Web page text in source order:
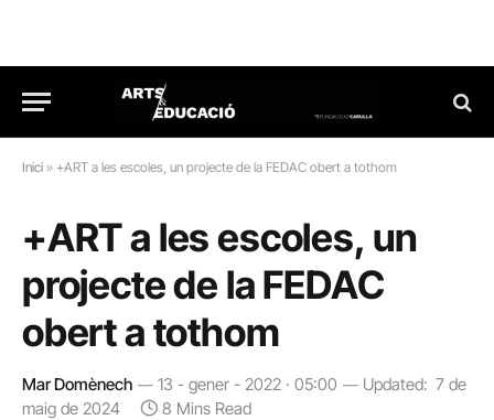
Inici » +ART a les escoles, un projecte de la FEDAC obert a tothom
+ART a les escoles, un
projecte de la FEDAC
obert a tothom
Mar Domènech 13 - gener - 2022 · 05:00 Updated: 7 de
maig de 2024
8 Mins Read